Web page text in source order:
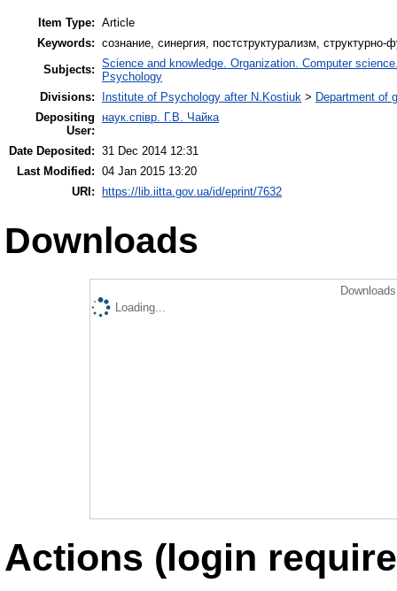
Item Type: Article
Keywords: сознание, синергия, постструктурализм, структурно-
Subjects: Science and knowledge. Organization. Computer
Psychology
Divisions:
Institute of Psychology after N.Kostiuk > Department of
Depositing
User:
наук.співр. Г.В. Чайка
Date Deposited: 31 Dec 2014 12:31
Last Modified: 04 Jan 2015 13:20
URI: https://lib.iitta.gov.ua/id/eprint/7632
Downloads
Loading...
Actions (login